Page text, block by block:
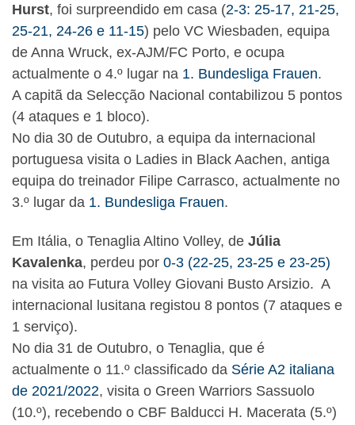
Hurst, foi surpreendido em casa (2-3: 25-17, 21-25,
25-21, 24-26 e 11-15) pelo VC Wiesbaden, equipa
de Anna Wruck, ex-AJM/FC Porto, e ocupa
actualmente o 4.º lugar na 1. Bundesliga Frauen.
A capitã da Selecção Nacional contabilizou 5 pontos
(4 ataques e 1 bloco).
No dia 30 de Outubro, a equipa da internacional
portuguesa visita o Ladies in Black Aachen, antiga
equipa do treinador Filipe Carrasco, actualmente no
3.º lugar da 1. Bundesliga Frauen.
Em Itália, o Tenaglia Altino Volley, de Júlia
Kavalenka, perdeu por 0-3 (22-25, 23-25 e 23-25)
na visita ao Futura Volley Giovani Busto Arsizio. A
internacional lusitana registou 8 pontos (7 ataques e
1 serviço).
No dia 31 de Outubro, o Tenaglia, que é
actualmente o 11.º classificado da Série A2 italiana
de 2021/2022, visita o Green Warriors Sassuolo
(10.º), recebendo o CBF Balducci H. Macerata (5.º)